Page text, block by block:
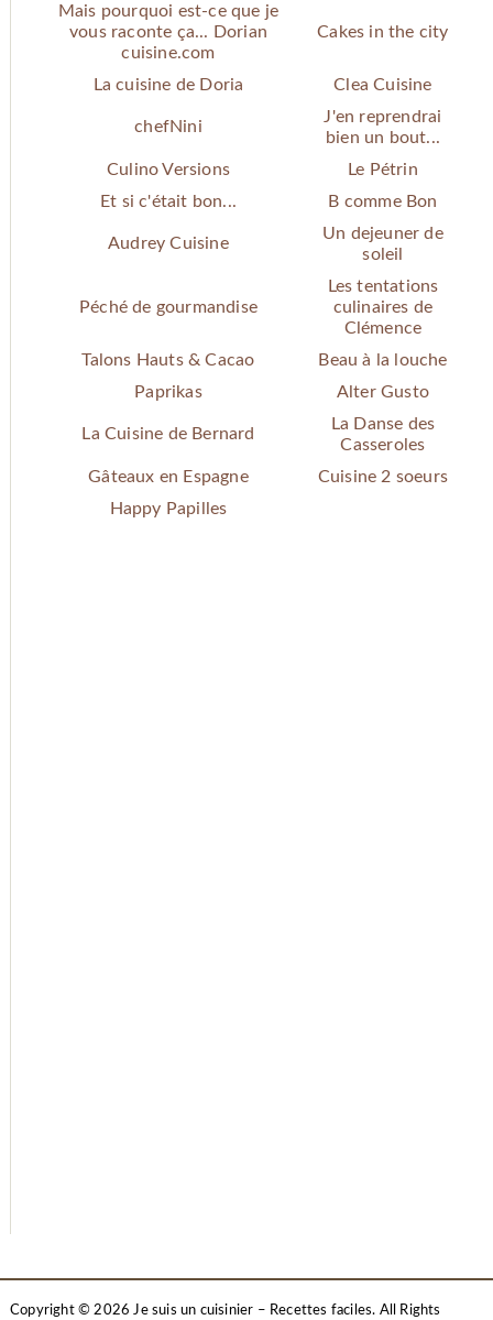
Mais pourquoi est-ce que je
vous raconte ça... Dorian
cuisine.com
Cakes in the city
La cuisine de Doria Clea Cuisine
chefNini
J'en reprendrai
bien un bout...
Culino Versions
Le Pétrin
Et si c'était bon...
B comme Bon
Audrey Cuisine
Un dejeuner de
soleil
Péché de gourmandise
Les tentations
culinaires de
Clémence
Talons Hauts & Cacao
Beau à la louche
Paprikas
Alter Gusto
La Cuisine de Bernard
La Danse des
Casseroles
Gâteaux en Espagne
Cuisine 2 soeurs
Happy Papilles
Copyright © 2026 Je suis un cuisinier – Recettes faciles. All Rights